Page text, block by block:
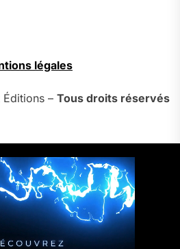
légales
Éditions – Tous droits réservés